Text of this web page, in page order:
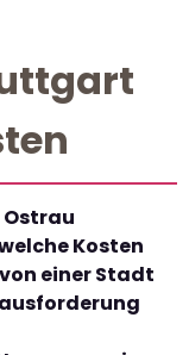
Kosten
einer Stadt